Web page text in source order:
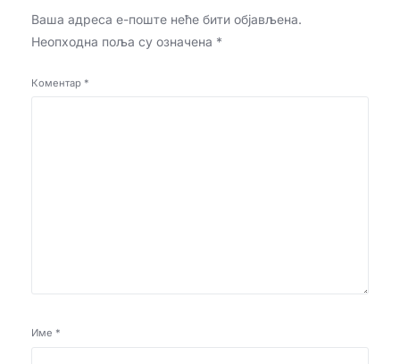
Ваша адреса е-поште неће бити објављена.
Неопходна поља су означена *
Коментар *
Име *